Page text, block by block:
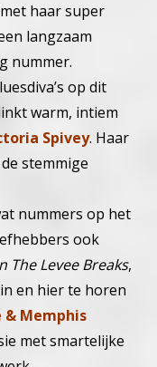
haar super
langzaam
nummer.
op dit
warm, intiem
Spivey. Haar
stemmige
nummers op het
ook
The Levee Breaks,
en hier te horen
& Memphis
met smartelijke